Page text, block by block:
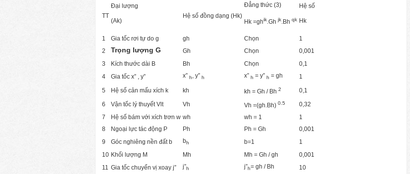
TT
Đại lượng
(Ak)
Hệ số đồng dạng (Hk)
Đẳng thức (3)
Hk =ghik.Gh jk.Bh qk
Hệ số
Hk
1 Gia tốc rơi tự do g gh Chọn
1
2
Trọng lượng G Gh Chọn
0,001
3
Kích thước dài B Bh Chọn
0,1
4
Gia tốc x” , y” x” h, y” h x” h = y” h = gh
1
5
Hệ số cản mấu xích k kh kh = Gh / Bh 2
0,1
6
Vận tốc lý thuyết Vlt Vh Vh =(gh.Bh) 0.5
0,32
7
Hệ số bám với xích trơn w wh wh = 1
1
8
Ngoại lực tác động P Ph Ph = Gh
0,001
9
Góc nghiêng nền đất b bh b=1
1
10 Khối lượng M Mh Mh = Gh / gh
0,001
11 Gia tốc chuyển vị xoay j” j”h j”h= gh / Bh
10